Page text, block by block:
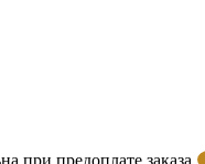
при предоплате заказа